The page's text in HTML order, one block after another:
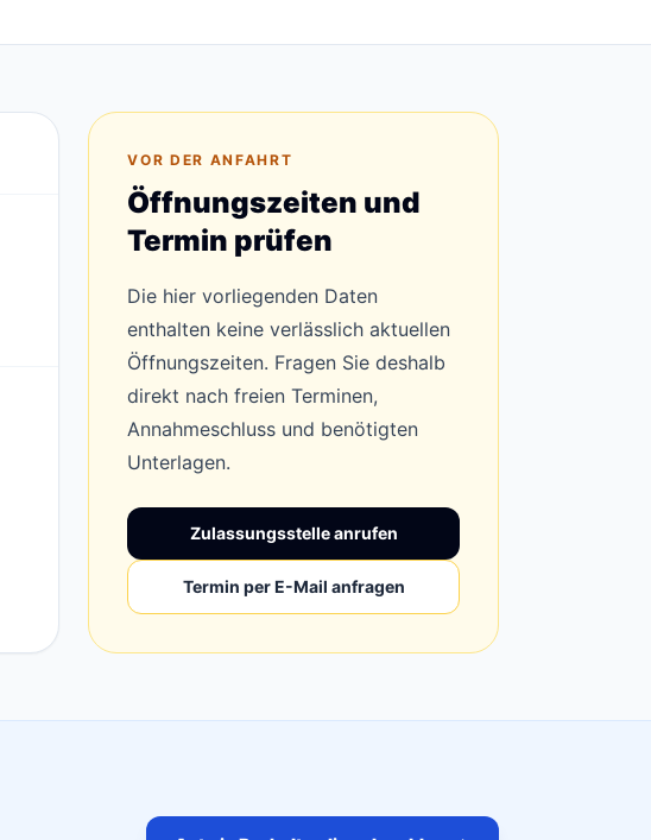
VOR DER ANFAHRT
Öffnungszeiten und
Termin prüfen
Die hier vorliegenden Daten
enthalten keine verlässlich aktuellen
Öffnungszeiten. Fragen Sie deshalb
direkt nach freien Terminen,
Annahmeschluss und benötigten
Unterlagen.
Zulassungsstelle anrufen
Termin per E-Mail anfragen